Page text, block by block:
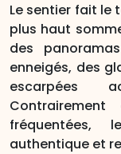
Le sentier fait le
plus haut
des
enneigés, des
escarpées
fréquentées,
authentique et